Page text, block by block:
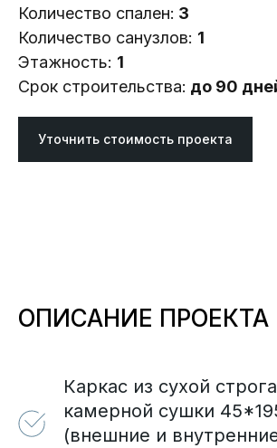
Количество спален: 3
Количество санузлов: 1
Этажность: 1
Срок строительства: до 90
Уточнить стоимость проекта
ОПИСАНИЕ ПРОЕКТА
Каркас из сухой
камерной сушки
(внешние и